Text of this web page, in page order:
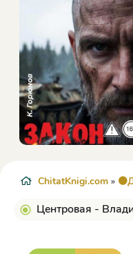
ChitatKnigi.com »
Центровая -